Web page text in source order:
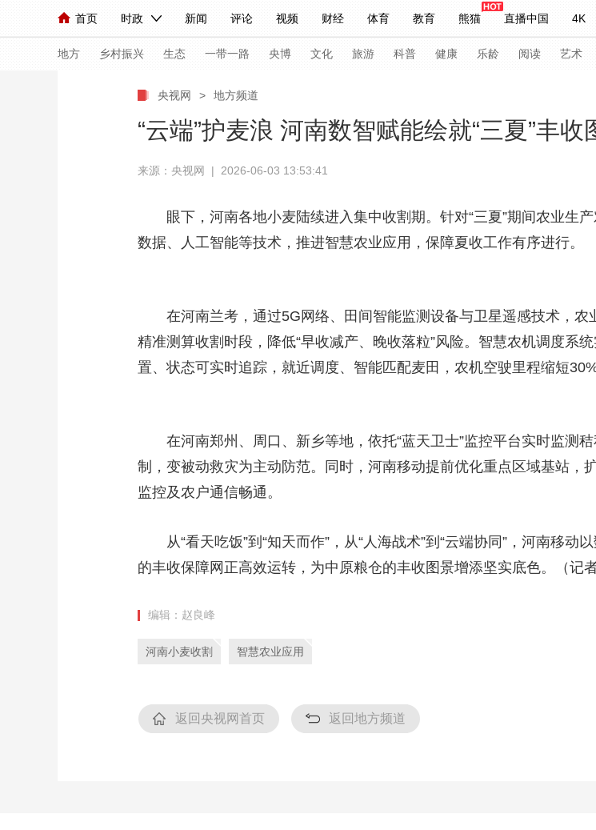
首页 时政 新闻 评论 视频 财经 体育 教育 熊猫 直播中国 4K
人民领袖习近平 联播+ 中国领导人 央视快评 习式妙语 热解读 天天学习
直播 栏目大全 节目单 听音 微视频 主持人 下载央视影音
海外频道 iPanda English Монгол
地方 乡村振兴 生态 一带一路 央博 文化 旅游 科普 健康 乐龄 阅读 艺术
人民领袖习近平 联播+ 热解读 天天学习 习式妙语 央视快评 央视网评 光华
小央视频 小央直播 直播中国 熊猫频道 VR/AR 4K专区 全景新闻
竞猜 2026年世界杯 2026年冬奥会 CBA NBA 中超 国足
CCTV奥林匹克频道 生活体育大会 体育江湖 文化体育 冰雪道路 足球
央视网 > 地方频道
“云端”护麦浪 河南数智赋能绘就“三夏”丰收
来源：央视网 | 2026-06-03 13:53:41
眼下，河南各地小麦陆续进入集中收割期。针对“三夏”期间农业生
数据、人工智能等技术，推进智慧农业应用，保障夏收工作有序进行。
在河南兰考，通过5G网络、田间智能监测设备与卫星遥感技术，
精准测算收割时段，降低“早收减产、晚收落粒”风险。智慧农机调度
置、状态可实时追踪，就近调度、智能匹配麦田，农机空驶里程缩短30%
在河南郑州、周口、新乡等地，依托“蓝天卫士”监控平台实时监测
制，变被动救灾为主动防范。同时，河南移动提前优化重点区域基站，
监控及农户通信畅通。
从“看天吃饭”到“知天而作”，从“人海战术”到“云端协同”，河南移
的丰收保障网正高效运转，为中原粮仓的丰收图景增添坚实底色。（记者
编辑：赵良峰
河南小麦收割 智慧农业应用
返回央视网首页 返回地方频道